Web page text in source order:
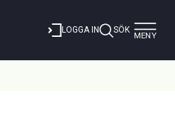
LOGGA IN SÖK Toggle
MENY